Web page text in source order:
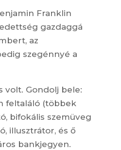
Franklin
gazdaggá
az
szegénnyé a
volt. Gondolj bele:
feltaláló (többek
bifokális szemüveg
illusztrátor, és ő
bankjegyen.